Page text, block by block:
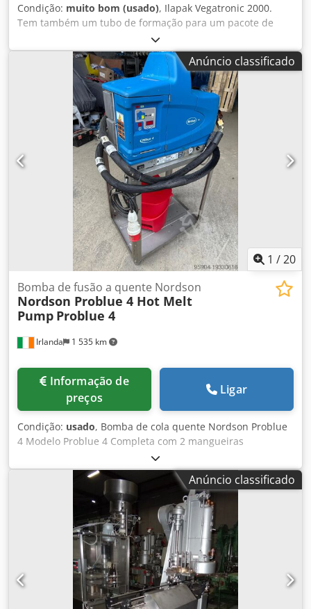
Condição: muito bom (usado), Ilapak Vegatronic 2000.
Tem também um tubo de formação para um pacote de
snacks quad seal. Estava também a embalar sacos de 700-
5kg. Chsdpfsuqbk Asx Ablja
Anúncio classificado
1 /20
Irlanda 1 535 km
Bomba de fusão a quente Nordson
Nordson Problue 4 Hot Melt
Pump Problue 4
preços
Ligar
Condição: usado, Bomba de cola quente Nordson Problue
4 Modelo Problue 4 Completa com 2 mangueiras
aquecidas e pistolas de dispensação, solenóide de ar e
módulos Codpewq Sv Eefx Ableha Recipiente para
aplicação de cordão de cola / contentor de
armazenamento Montada em estrutura de aço inoxidável
Anúncio classificado